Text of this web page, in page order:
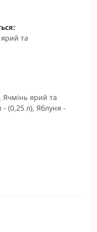
та
ярий та
- (0,25 л), Яблуня -